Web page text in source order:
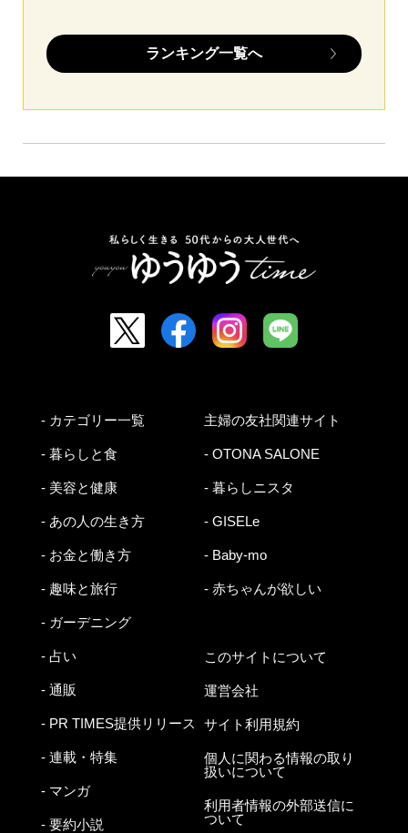
ランキング一覧へ
- カテゴリー一覧
- 暮らしと食
- 美容と健康
- あの人の生き方
- お金と働き方
- 趣味と旅行
- ガーデニング
- 占い
- 通販
- PR TIMES提供リリース
- 連載・特集
- マンガ
- 要約小説
主婦の友社関連サイト
- OTONA SALONE
- 暮らしニスタ
- GISELe
- Baby-mo
- 赤ちゃんが欲しい
このサイトについて
運営会社
サイト利用規約
個人に関わる情報の取り
扱いについて
利用者情報の外部送信に
ついて